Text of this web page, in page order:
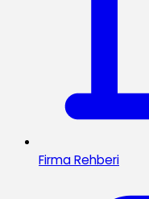
Firma Rehberi